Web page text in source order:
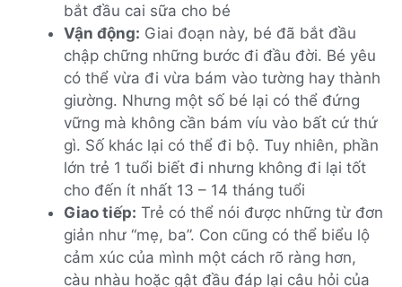
bắt đầu cai sữa cho bé
Vận động: Giai đoạn này, bé đã bắt đầu
chập chững những bước đi đầu đời. Bé yêu
có thể vừa đi vừa bám vào tường hay thành
giường. Nhưng một số bé lại có thể đứng
vững mà không cần bám víu vào bất cứ thứ
gì. Số khác lại có thể đi bộ. Tuy nhiên, phần
lớn trẻ 1 tuổi biết đi nhưng không đi lại tốt
cho đến ít nhất 13 – 14 tháng tuổi
Giao tiếp: Trẻ có thể nói được những từ đơn
giản như “mẹ, ba”. Con cũng có thể biểu lộ
cảm xúc của mình một cách rõ ràng hơn,
càu nhàu hoặc gật đầu đáp lại câu hỏi của